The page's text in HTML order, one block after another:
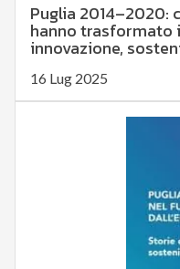
Puglia 2014–2020:
hanno
innovazione,
16 Lug 2025